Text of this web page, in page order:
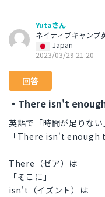
Yutaさん
ネイティブキャンプ
Japan
2023/03/29 21:20
回答
・There isn't
英語で「時間が足りない
「There isn't enough
There（ゼア）は
「そこに」
isn't（イズント）は